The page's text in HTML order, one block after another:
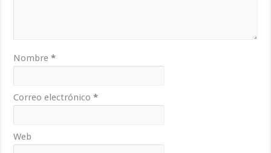
Nombre*
Correo electrónico*
Web